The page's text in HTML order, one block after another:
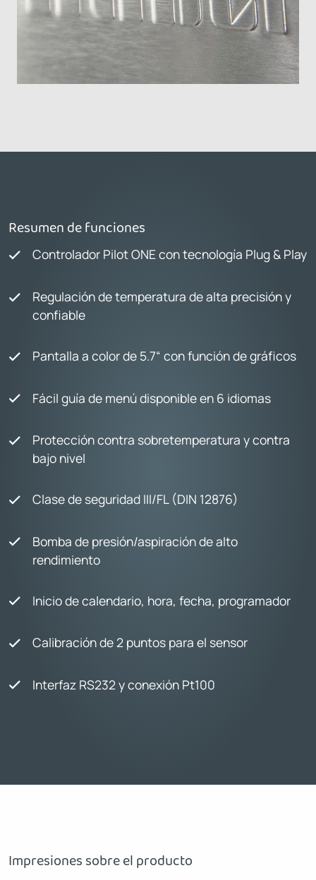
Resumen de funciones
Controlador Pilot ONE con tecnología Plug & Play
Regulación de temperatura de alta precisión y
confiable
Pantalla a color de 5.7“ con función de gráficos
Fácil guía de menú disponible en 6 idiomas
Protección contra sobretemperatura y contra
bajo nivel
Clase de seguridad III/FL (DIN 12876)
Bomba de presión/aspiración de alto
rendimiento
Inicio de calendario, hora, fecha, programador
Calibración de 2 puntos para el sensor
Interfaz RS232 y conexión Pt100
Impresiones sobre el producto